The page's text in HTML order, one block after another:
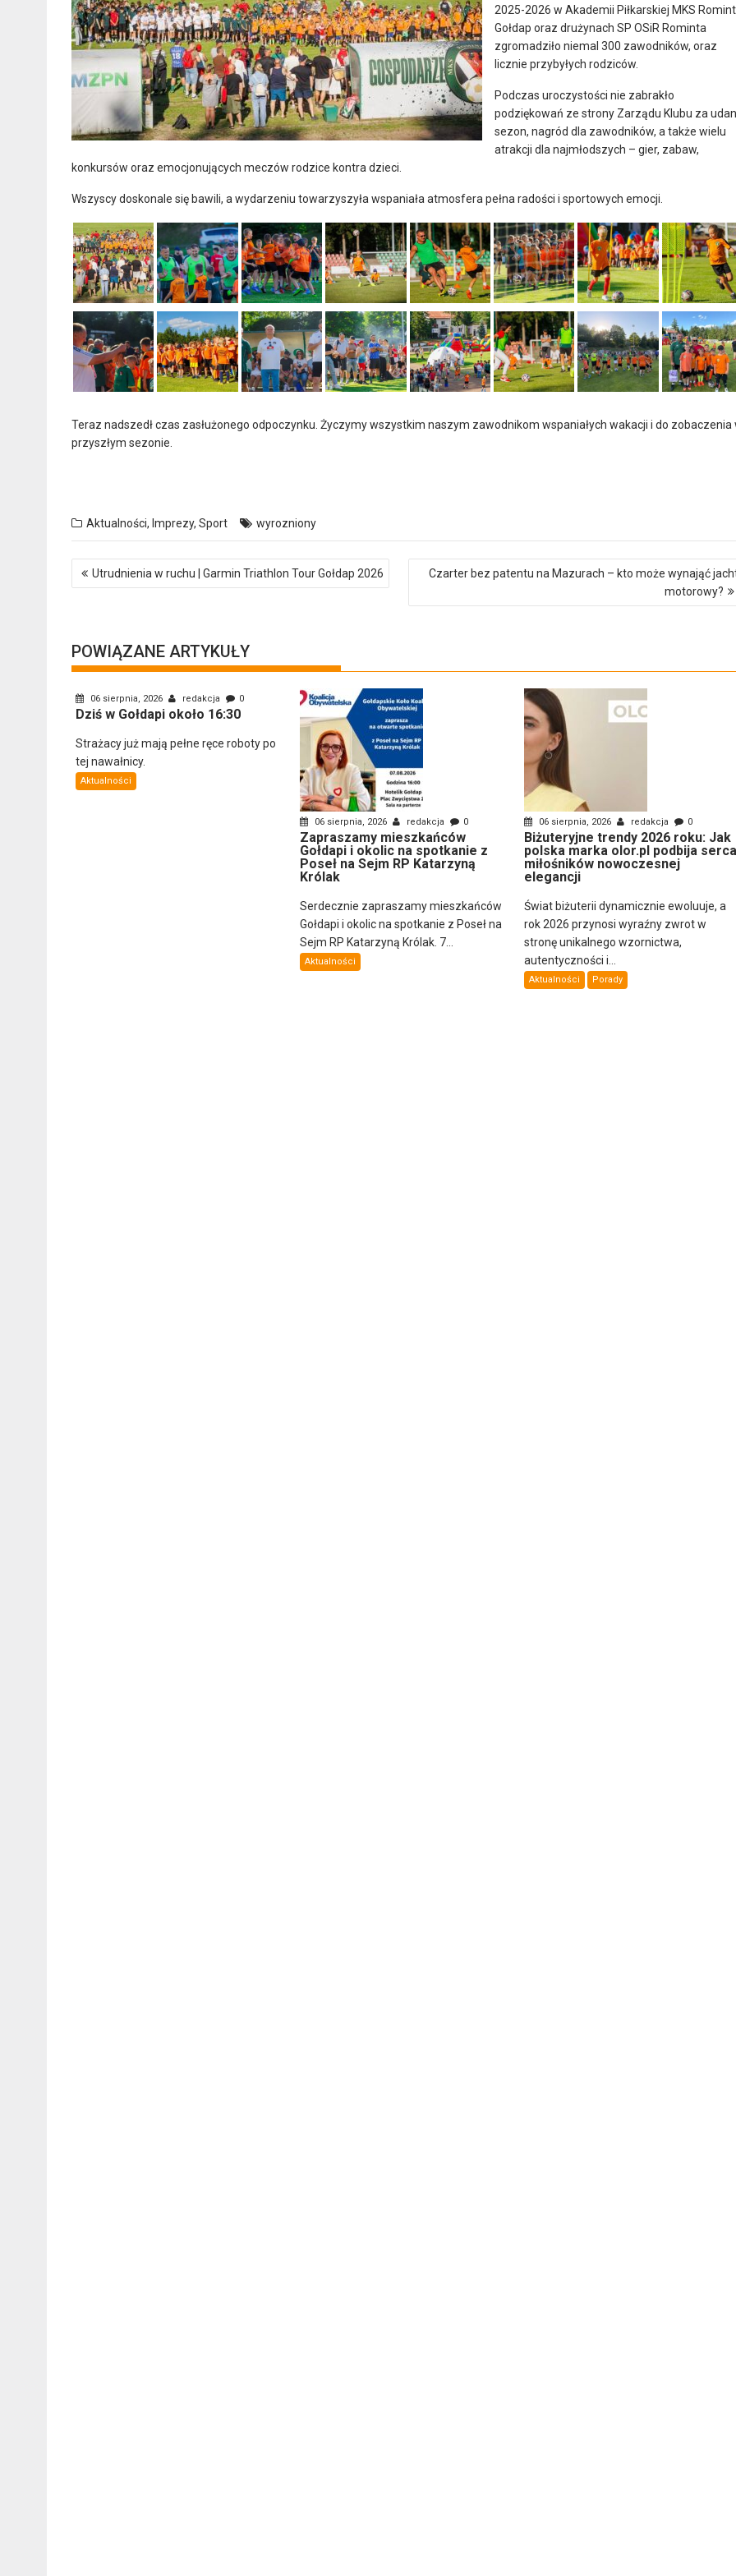
2025-2026 w Akademii Piłkarskiej MKS
Gołdap oraz drużynach SP OSiR Rominta
zgromadziło niemal 300 zawodników, oraz
licznie przybyłych rodziców.
Podczas uroczystości nie zabrakło
podziękowań ze strony Zarządu Klubu za
sezon, nagród dla zawodników, a także wielu
atrakcji dla najmłodszych – gier, zabaw,
konkursów oraz emocjonujących meczów rodzice kontra dzieci.
Wszyscy doskonale się bawili, a wydarzeniu towarzyszyła wspaniała atmosfera pełna radości i sportowych emocji.
Teraz nadszedł czas zasłużonego odpoczynku. Życzymy wszystkim naszym zawodnikom wspaniałych wakacji i do zobaczenia
przyszłym sezonie.
Aktualności, Imprezy, Sport wyrozniony
Nawigacja
wpisuUtrudnienia w ruchu | Garmin Triathlon Tour Gołdap 2026
Czarter bez patentu na Mazurach – kto może wynająć
motorowy?
POWIĄZANE ARTYKUŁY
06 sierpnia, 2026 redakcja 0
Dziś w Gołdapi około 16:30
Strażacy już mają pełne ręce roboty po
tej nawałnicy.
Aktualności
06 sierpnia, 2026 redakcja 0
Zapraszamy mieszkańców
Gołdapi i okolic na spotkanie z
Poseł na Sejm RP Katarzyną
Królak
Serdecznie zapraszamy mieszkańców
Gołdapi i okolic na spotkanie z Poseł na
Sejm RP Katarzyną Królak. 7...
Aktualności
06 sierpnia, 2026 redakcja 0
Biżuteryjne trendy 2026 roku: Jak
polska marka olor.pl podbija serca
miłośników nowoczesnej
elegancji
Świat biżuterii dynamicznie ewoluuje, a
rok 2026 przynosi wyraźny zwrot w
stronę unikalnego wzornictwa,
autentyczności i...
Aktualności Porady